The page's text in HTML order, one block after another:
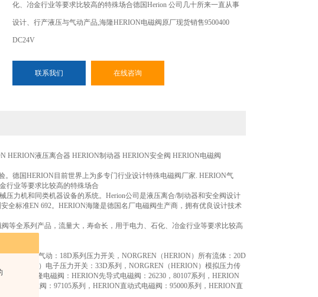
化、冶金行业等要求比较高的特殊场合德国Herion 公司几十所来一直从事
设计、行产液压与气动产品,海隆HERION电磁阀原厂现货销售9500400
DC24V
联系我们 在线咨询
HERION液压离合器 HERION制动器 HERION安全阀 HERION电磁阀
德国HERION目前世界上为多专门行业设计特殊电磁阀厂家. HERION气
行业等要求比较高的特殊场合
力机和同类机器设备的系统。Herion公司是液压离合/制动器和安全阀设计
全标准EN 692。HERION海隆是德国名厂电磁阀生产商，拥有优良设计技术
等全系列产品，流量大，寿命长，用于电力、石化、冶金行业等要求比较高
）适用于气动：18D系列压力开关，NORGREN（HERION）所有流体：20D
HERION）电子压力开关：33D系列，NORGREN（HERION）模拟压力传
德国海隆电磁阀：HERION先导式电磁阀：26230，80107系列，HERION
导式电磁阀：97105系列，HERION直动式电磁阀：95000系列，HERION直